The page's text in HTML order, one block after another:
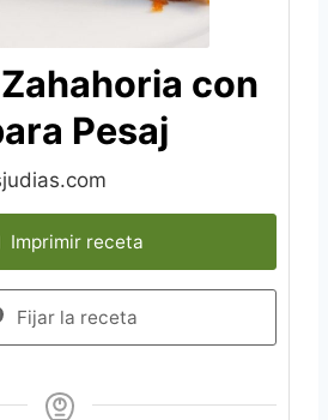
con
Pesaj
Imprimir receta
Fijar la receta